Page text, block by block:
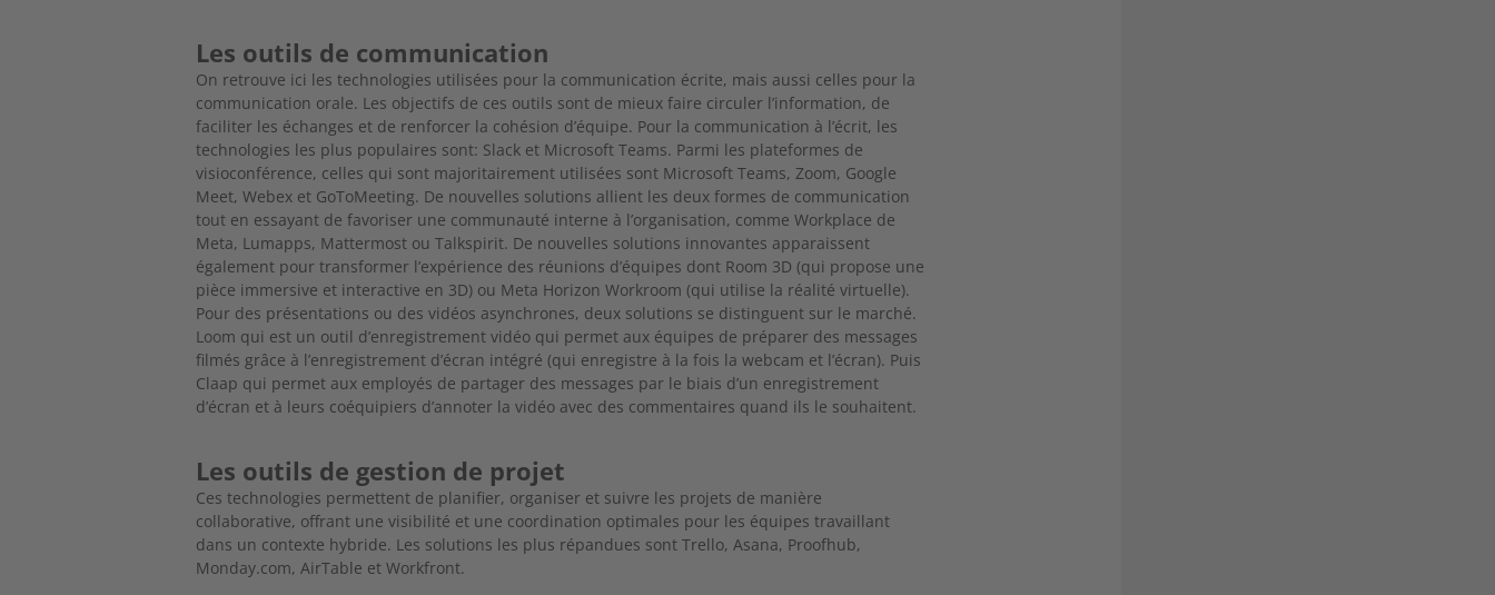
Les outils de communication
On retrouve ici les technologies utilisées pour la communication écrite, mais aussi celles pour la
communication orale. Les objectifs de ces outils sont de mieux faire circuler l’information, de
faciliter les échanges et de renforcer la cohésion d’équipe. Pour la communication à l’écrit, les
technologies les plus populaires sont: Slack et Microsoft Teams. Parmi les plateformes de
visioconférence, celles qui sont majoritairement utilisées sont Microsoft Teams, Zoom, Google
Meet, Webex et GoToMeeting. De nouvelles solutions allient les deux formes de communication
tout en essayant de favoriser une communauté interne à l’organisation, comme Workplace de
Meta, Lumapps, Mattermost ou Talkspirit. De nouvelles solutions innovantes apparaissent
également pour transformer l’expérience des réunions d’équipes dont Room 3D (qui propose une
pièce immersive et interactive en 3D) ou Meta Horizon Workroom (qui utilise la réalité virtuelle).
Pour des présentations ou des vidéos asynchrones, deux solutions se distinguent sur le marché.
Loom qui est un outil d’enregistrement vidéo qui permet aux équipes de préparer des messages
filmés grâce à l’enregistrement d’écran intégré (qui enregistre à la fois la webcam et l’écran). Puis
Claap qui permet aux employés de partager des messages par le biais d’un enregistrement
d’écran et à leurs coéquipiers d’annoter la vidéo avec des commentaires quand ils le souhaitent.
Les outils de gestion de projet
Ces technologies permettent de planifier, organiser et suivre les projets de manière
collaborative, offrant une visibilité et une coordination optimales pour les équipes travaillant
dans un contexte hybride. Les solutions les plus répandues sont Trello, Asana, Proofhub,
Monday.com, AirTable et Workfront.